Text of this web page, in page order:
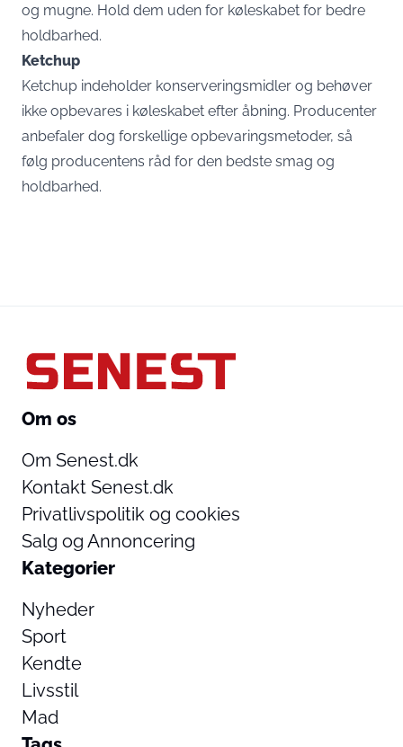
og mugne. Hold dem uden for køleskabet for bedre
holdbarhed.
Ketchup
Ketchup indeholder konserveringsmidler og behøver
ikke opbevares i køleskabet efter åbning. Producenter
anbefaler dog forskellige opbevaringsmetoder, så
følg producentens råd for den bedste smag og
holdbarhed.
Om os
Om Senest.dk
Kontakt Senest.dk
Privatlivspolitik og cookies
Salg og Annoncering
Kategorier
Nyheder
Sport
Kendte
Livsstil
Mad